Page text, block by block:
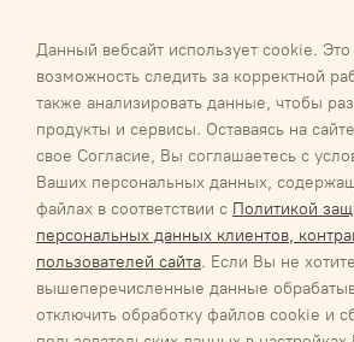
Данный вебсайт использует cookie.
возможность следить за корректной
также анализировать данные, чтобы
продукты и сервисы. Оставаясь на
свое Согласие, Вы соглашаетесь с
Ваших персональных данных,
файлах в соответствии с Политикой
персональных данных клиентов,
пользователей сайта. Если Вы не
вышеперечисленные данные
отключить обработку файлов cookie и
определяемой положениями Статьи
кодекса Российской Федерации.Для
информации о наличии и стоимости
услуг, пожалуйста, обращайтесь
Галактика 2027Карта сайта
Соглашение об обработке персональных
Соглашение об обработке персональных
Обязательство о неразглашении
персональные данные